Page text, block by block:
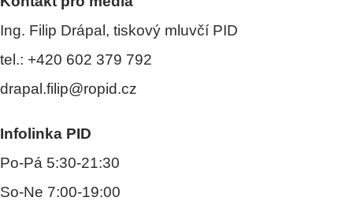
Ing. Filip Drápal, tiskový mluvčí PID
tel.: +420 602 379 792
drapal.filip@ropid.cz
Infolinka PID
Po-Pá 5:30-21:30
So-Ne 7:00-19:00